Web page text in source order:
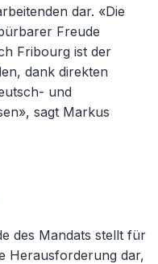
dar. «Die
Freude
Fribourg ist der
dank direkten
und
sagt Markus
des Mandats stellt für
Herausforderung dar,